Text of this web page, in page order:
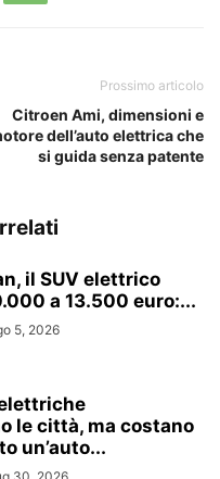
Prossimo articolo
Citroen Ami, dimensioni e
dell’auto elettrica che
si guida senza patente
il SUV elettrico
a 13.500 euro:...
5, 2026
le città, ma costano
un’auto...